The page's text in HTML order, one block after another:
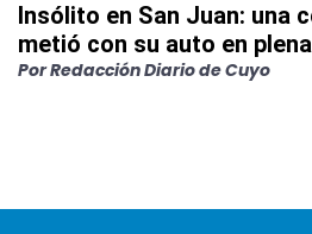
Insólito en San Juan: una
metió con su auto en
PorRedacción Diario de Cuyo